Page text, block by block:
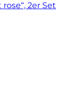
2er Set